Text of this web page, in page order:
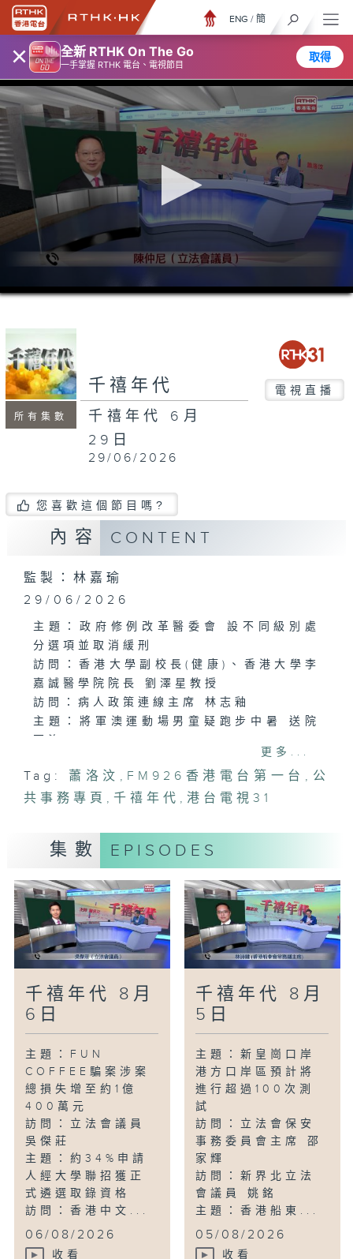
× 全新 RTHK On The Go
一手掌握 RTHK 電台、電視節目
取得
ENG / 簡
seconds
16
minutes,
30
seconds
所有集數
千禧年代 電視直播
千禧年代 6月
29日
29/06/2026
您喜歡這個節目嗎?
內容 CONTENT
監製：林嘉瑜
29/06/2026
主題：政府修例改革醫委會 設不同級別處
分選項並取消緩刑
訪問：香港大學副校長(健康)、香港大學李
嘉誠醫學院院長 劉澤星教授
訪問：病人政策連線主席 林志釉
主題：將軍澳運動場男童疑跑步中暑 送院
主題：堅彌地城新海旁擬建行人板道
訪問：海濱事務委員會主席 何文堯
共運輸改道配合工程
訪問：立法會議員 張培剛
收費制
訪問：立法會議員 陳仲尼
更多...
Tag: 蕭洛汶 , FM926香港電台第一台 , 公
共事務專頁 ,千禧年代 ,港台電視31
集數 EPISODES
千禧年代 8月
6日
主題：FUN
COFFEE騙案涉案
總損失增至約1億
400萬元
訪問：立法會議員
吳傑莊
主題：約34%申請
人經大學聯招獲正
式遴選取錄資格
訪問：香港中文...
06/08/2026
收看
千禧年代 8月
5日
主題：新皇崗口岸
港方口岸區預計將
進行超過100次測
試
訪問：立法會保安
事務委員會主席 邵
家輝
訪問：新界北立法
會議員 姚銘
主題：香港船東...
05/08/2026
收看